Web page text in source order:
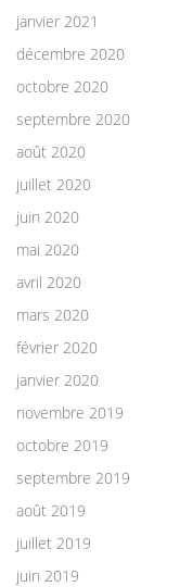
janvier 2021
décembre 2020
octobre 2020
septembre 2020
août 2020
juillet 2020
juin 2020
mai 2020
avril 2020
mars 2020
février 2020
janvier 2020
novembre 2019
octobre 2019
septembre 2019
août 2019
juillet 2019
juin 2019